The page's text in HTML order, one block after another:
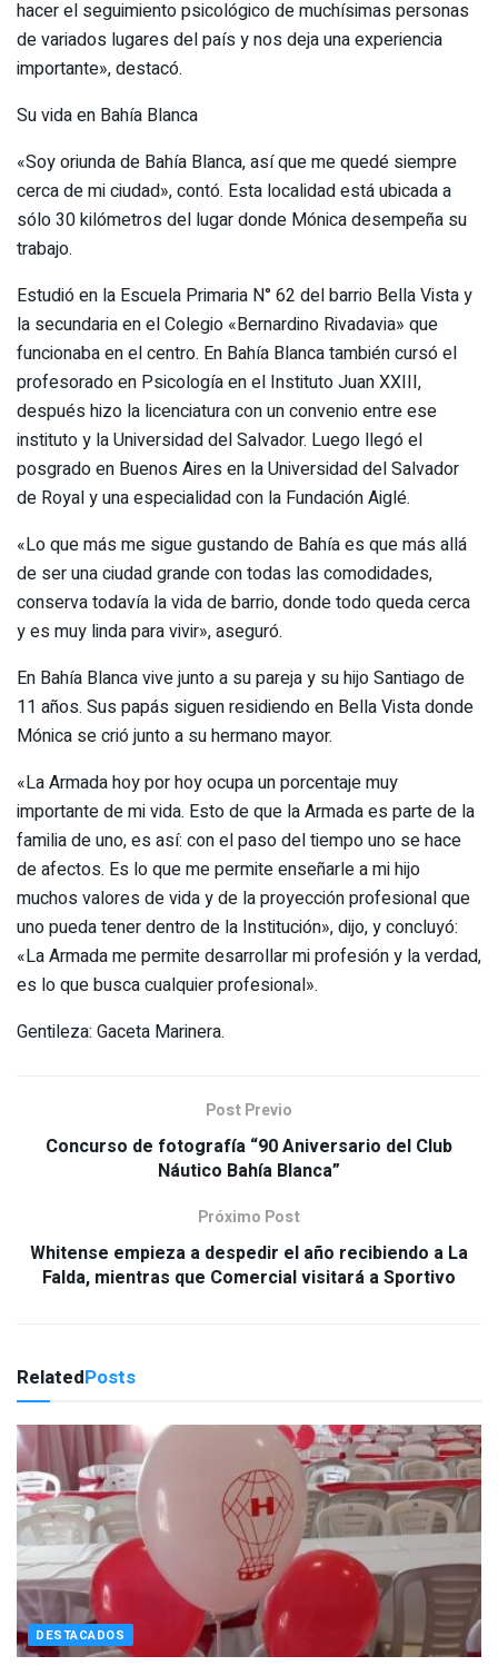
hacer el seguimiento psicológico de muchísimas personas
de variados lugares del país y nos deja una experiencia
importante», destacó.
Su vida en Bahía Blanca
«Soy oriunda de Bahía Blanca, así que me quedé siempre
cerca de mi ciudad», contó. Esta localidad está ubicada a
sólo 30 kilómetros del lugar donde Mónica desempeña su
trabajo.
Estudió en la Escuela Primaria N° 62 del barrio Bella Vista y
la secundaria en el Colegio «Bernardino Rivadavia» que
funcionaba en el centro. En Bahía Blanca también cursó el
profesorado en Psicología en el Instituto Juan XXIII,
después hizo la licenciatura con un convenio entre ese
instituto y la Universidad del Salvador. Luego llegó el
posgrado en Buenos Aires en la Universidad del Salvador
de Royal y una especialidad con la Fundación Aiglé.
«Lo que más me sigue gustando de Bahía es que más allá
de ser una ciudad grande con todas las comodidades,
conserva todavía la vida de barrio, donde todo queda cerca
y es muy linda para vivir», aseguró.
En Bahía Blanca vive junto a su pareja y su hijo Santiago de
11 años. Sus papás siguen residiendo en Bella Vista donde
Mónica se crió junto a su hermano mayor.
«La Armada hoy por hoy ocupa un porcentaje muy
importante de mi vida. Esto de que la Armada es parte de la
familia de uno, es así: con el paso del tiempo uno se hace
de afectos. Es lo que me permite enseñarle a mi hijo
muchos valores de vida y de la proyección profesional que
uno pueda tener dentro de la Institución», dijo, y concluyó:
«La Armada me permite desarrollar mi profesión y la verdad,
es lo que busca cualquier profesional».
Gentileza: Gaceta Marinera.
Post Previo
Concurso de fotografía “90 Aniversario del Club
Náutico Bahía Blanca”
Próximo Post
Whitense empieza a despedir el año recibiendo a La
Falda, mientras que Comercial visitará a Sportivo
RelatedPosts
DESTACADOS